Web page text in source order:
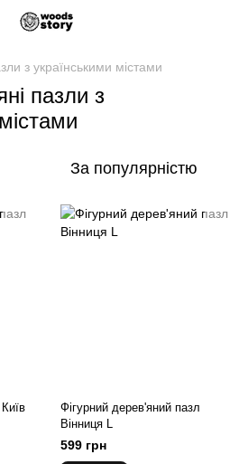
з українськими містами
пазли з
За популярністю
Фігурний дерев'яний пазл
Вінниця L
599 грн